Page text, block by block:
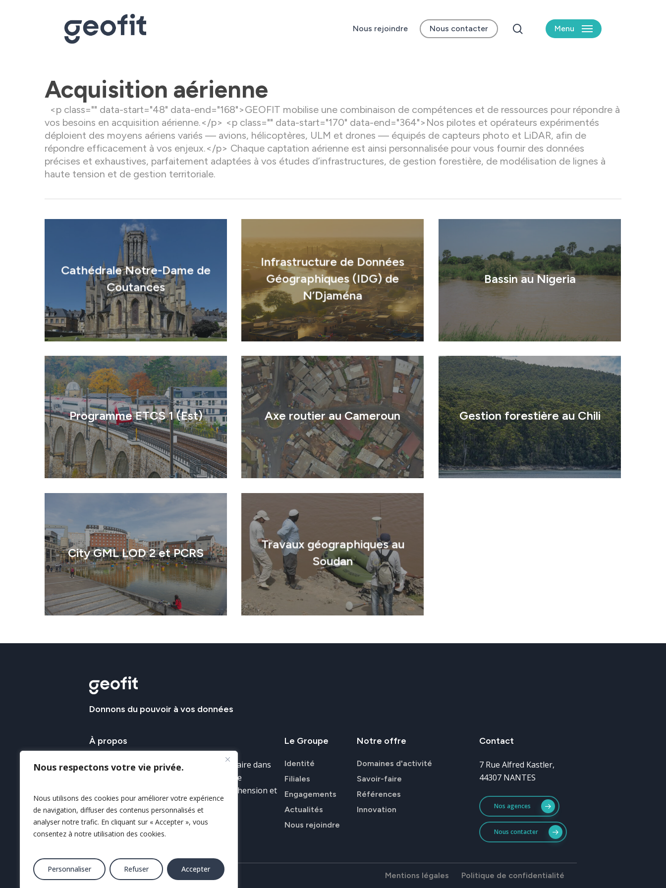
Nous respectons votre vie privée.
Nous utilisons des cookies pour améliorer votre expérience
de navigation, diffuser des contenus personnalisés et
analyser notre trafic. En cliquant sur « Accepter », vous
consentez à notre utilisation des cookies.
Personnaliser Refuser Accepter
Nous rejoindre Nous contacter search Menu
Acquisition aérienne
<p class="" data-start="48" data-end="168">GEOFIT mobilise une combinaison de compétences et de ressources pour répondre à
vos besoins en acquisition aérienne.</p> <p class="" data-start="170" data-end="364">Nos pilotes et opérateurs expérimentés
déploient des moyens aériens variés — avions, hélicoptères, ULM et drones — équipés de capteurs photo et LiDAR, afin de
répondre efficacement à vos enjeux.</p> Chaque captation aérienne est ainsi personnalisée pour vous fournir des données
précises et exhaustives, parfaitement adaptées à vos études d’infrastructures, de gestion forestière, de modélisation de lignes à
haute tension et de gestion territoriale.
Cathédrale Notre-Dame de
Coutances
Infrastructure de Données
Géographiques (IDG) de
N’Djaména
Bassin au Nigeria
Programme ETCS 1 (Est) Axe routier au Cameroun Gestion forestière au Chili
City GML LOD 2 et PCRS
Travaux géographiques au
Soudan
Donnons du pouvoir à vos données
À propos
Le Groupe GEOFIT apporte son savoir-faire dans
l’acquisition et l’exploitation de la donnée
géospatiale afin d’en assurer sa compréhension et
sa valorisation.
Nos savoir-faire
Le Groupe
Identité
Filiales
Engagements
Actualités
Nous rejoindre
Notre offre
Domaines d'activité
Savoir-faire
Références
Innovation
Contact
7 Rue Alfred Kastler,
44307 NANTES
Nos agences
Nous contacter
Mentions légales Politique de confidentialité
Identité
Agences
Filiales
Engagements
Actualités
Nous rejoindre
Domaines d’activité
Savoir-faire
Références
Innovation